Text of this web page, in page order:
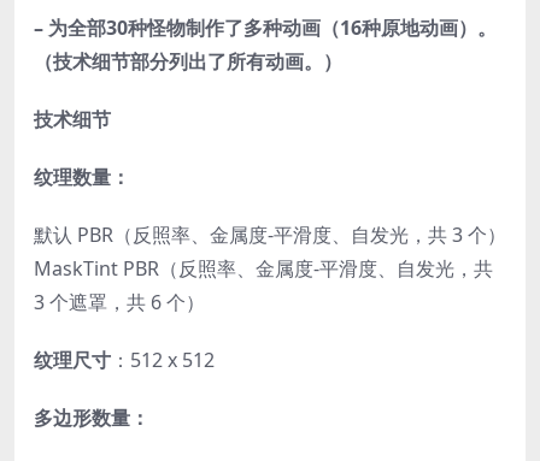
– 为全部30种怪物制作了多种动画（16种原地动画）。
（技术细节部分列出了所有动画。）
技术细节
纹理数量：
默认 PBR（反照率、金属度-平滑度、自发光，共 3 个）
MaskTint PBR（反照率、金属度-平滑度、自发光，共
3 个遮罩，共 6 个）
纹理尺寸 ：512 x 512
多边形数量：